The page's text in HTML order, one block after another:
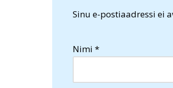
Sinu e-postiaadressi ei
Nimi *